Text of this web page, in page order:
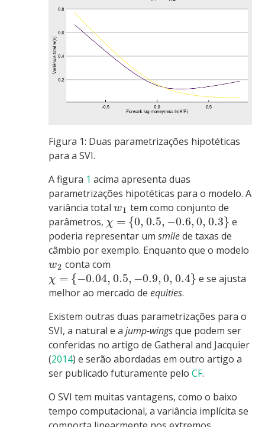
Figura 1: Duas parametrizações hipotéticas
para a SVI.
A figura 1 acima apresenta duas
parametrizações hipotéticas para o modelo. A
variância totalw1 tem como conjunto de
parâmetros, χ = {0, 0.5, −0.6, 0, 0.3} e
poderia representar umsmilede taxas de
câmbio por exemplo. Enquanto que o modelo
w2 conta com
χ = {−0.04, 0.5, −0.9, 0, 0.4} e se ajusta
melhor ao mercado deequities.
Existem outras duas parametrizações para o
SVI, a natural e ajump-wingsque podem ser
conferidas no artigo deGatheral and Jacquier
(2014) e serão abordadas em outro artigo a
ser publicado futuramente peloCF.
O SVI tem muitas vantagens, como o baixo
tempo computacional, a variância implícita se